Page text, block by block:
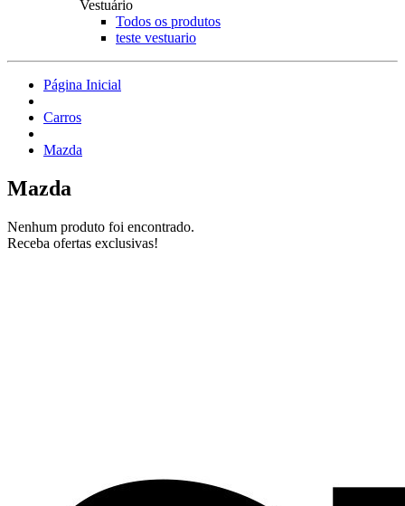
Vestuário
Todos os produtos
teste vestuario
Página Inicial
Carros
Mazda
Mazda
Nenhum produto foi encontrado.
Receba ofertas exclusivas!